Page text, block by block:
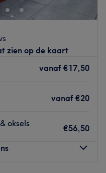
Centrum en
goedlopende
vier andere
maar professioneel
En Highlights
zien op de kaart
vanaf €17,50
vanaf €20
oksels
€56,50